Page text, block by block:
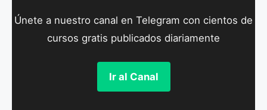
Únete a nuestro canal en Telegram con cientos de
cursos gratis publicados diariamente
Ir al Canal